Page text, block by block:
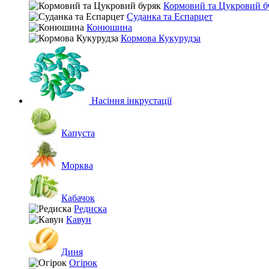
Кормовий та Цукровий
Суданка та Еспарцет
Конюшина
Кормова Кукурудза
Насіння інкрустації
Капуста
Морква
Кабачок
Редиска
Кавун
Диня
Огірок